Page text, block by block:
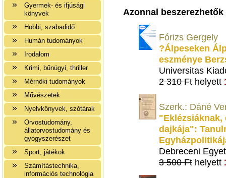
Gyermek- és ifjúsági
könyvek
Hobbi, szabadidő
Humán tudományok
Irodalom
Krimi, bűnügyi, thriller
Mérnöki tudományok
Művészetek
Nyelvkönyvek, szótárak
Orvostudomány,
állatorvostudomány és
gyógyszerészet
Sport, játékok
Számítástechnika,
információs technológia
Azonnal beszerezhetők
Fórizs Gergely
?Álpeseken
eszménye
Universitas
2 310 Ft helyett
Szerk.: Dáné
"Eklézsiáknak,
dajkája":
Debreceni
3 500 Ft helyett